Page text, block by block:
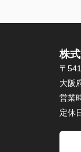
株
〒
大阪
営業
定休